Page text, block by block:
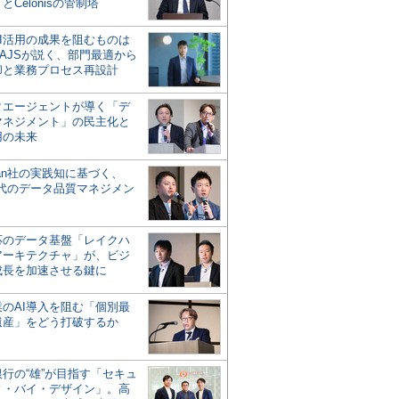
Celonisの管制塔
用の成果を阻むものは
が説く、部門最適から
と業務プロセス再設計
エージェントが導く「デ
ジメント」の民主化と
未来
社の実践知に基づく、
のデータ品質マネジメン
データ基盤「レイクハ
キテクチャ」が、ビジ
を加速させる鍵に
のAI導入を阻む「個別最
産」をどう打破するか
の“雄”が目指す「セキュ
・バイ・デザイン」。高